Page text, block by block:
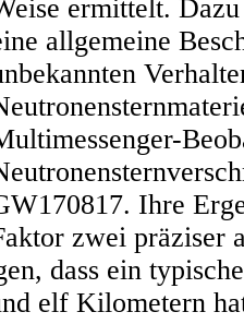
ermittelt.
allgemeine
Ihre
zwei präziser
dass ein
elf Kilometern